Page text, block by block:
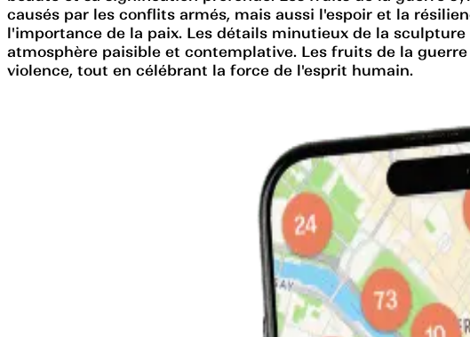
causés par les conflits armés, mais aussi l'espoir et la
l'importance de la paix. Les détails minutieux de la
atmosphère paisible et contemplative. Les fruits de la
violence, tout en célébrant la force de l'esprit humain.